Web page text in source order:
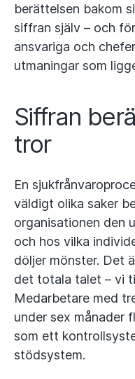
berättelsen bakom
siffran själv – och
ansvariga och
utmaningar som
Siffran
tror
En
väldigt olika saker
organisationen den
och hos vilka
döljer mönster. Det
det totala talet – vi
Medarbetare med
under sex månader
som ett
stödsystem.